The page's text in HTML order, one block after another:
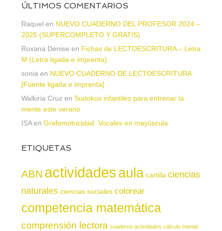
ÚLTIMOS COMENTARIOS
Raquel en NUEVO CUADERNO DEL PROFESOR 2024 –
2025 (SUPERCOMPLETO Y GRATIS)
Roxana Denise en Fichas de LECTOESCRITURA – Letra
M (Letra ligada e imprenta)
sonia en NUEVO CUADERNO DE LECTOESCRITURA
[Fuente ligada e imprenta]
Walkiria Cruz en Sudokus infantiles para entrenar la
mente este verano
ISAen Grafomotricidad. Vocales en mayúscula
ETIQUETAS
ABN actividadesaula cartilla ciencias
naturales ciencias sociales colorear
competencia matemática
comprensión lectora cuaderno actividades cálculo mental